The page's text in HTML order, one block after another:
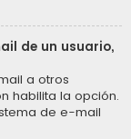
de un usuario,
a otros
habilita la opción.
de e-mail